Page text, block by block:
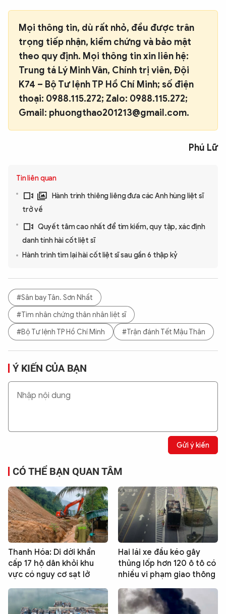
Mọi thông tin, dù rất nhỏ, đều được trân
trọng tiếp nhận, kiểm chứng và bảo mật
theo quy định. Mọi thông tin xin liên hệ:
Trung tá Lý Minh Vân, Chính trị viên, Đội
K74 – Bộ Tư lệnh TP Hồ Chí Minh; số điện
thoại: 0988.115.272; Zalo: 0988.115.272;
Gmail: phuongthao201213@gmail.com.
Phú Lữ
Tin liên quan
Hành trình thiêng liêng đưa các Anh hùng liệt sĩ
trở về
Quyết tâm cao nhất để tìm kiếm, quy tập, xác định
danh tính hài cốt liệt sĩ
Hành trình tìm lại hài cốt liệt sĩ sau gần 6 thập kỷ
#Sân bay Tân. Sơn Nhất
#Tìm nhân chứng thân nhân liệt sĩ
#Bộ Tư lệnh TP Hồ Chí Minh
#Trận đánh Tết Mậu Thân
Ý KIẾN CỦA BẠN
Gửi ý kiến
CÓ THỂ BẠN QUAN TÂM
Thanh Hóa: Di dời khẩn
cấp 17 hộ dân khỏi khu
vực có nguy cơ sạt lở
Hai lái xe đầu kéo gây
thủng lốp hơn 120 ô tô có
nhiều vi phạm giao thông